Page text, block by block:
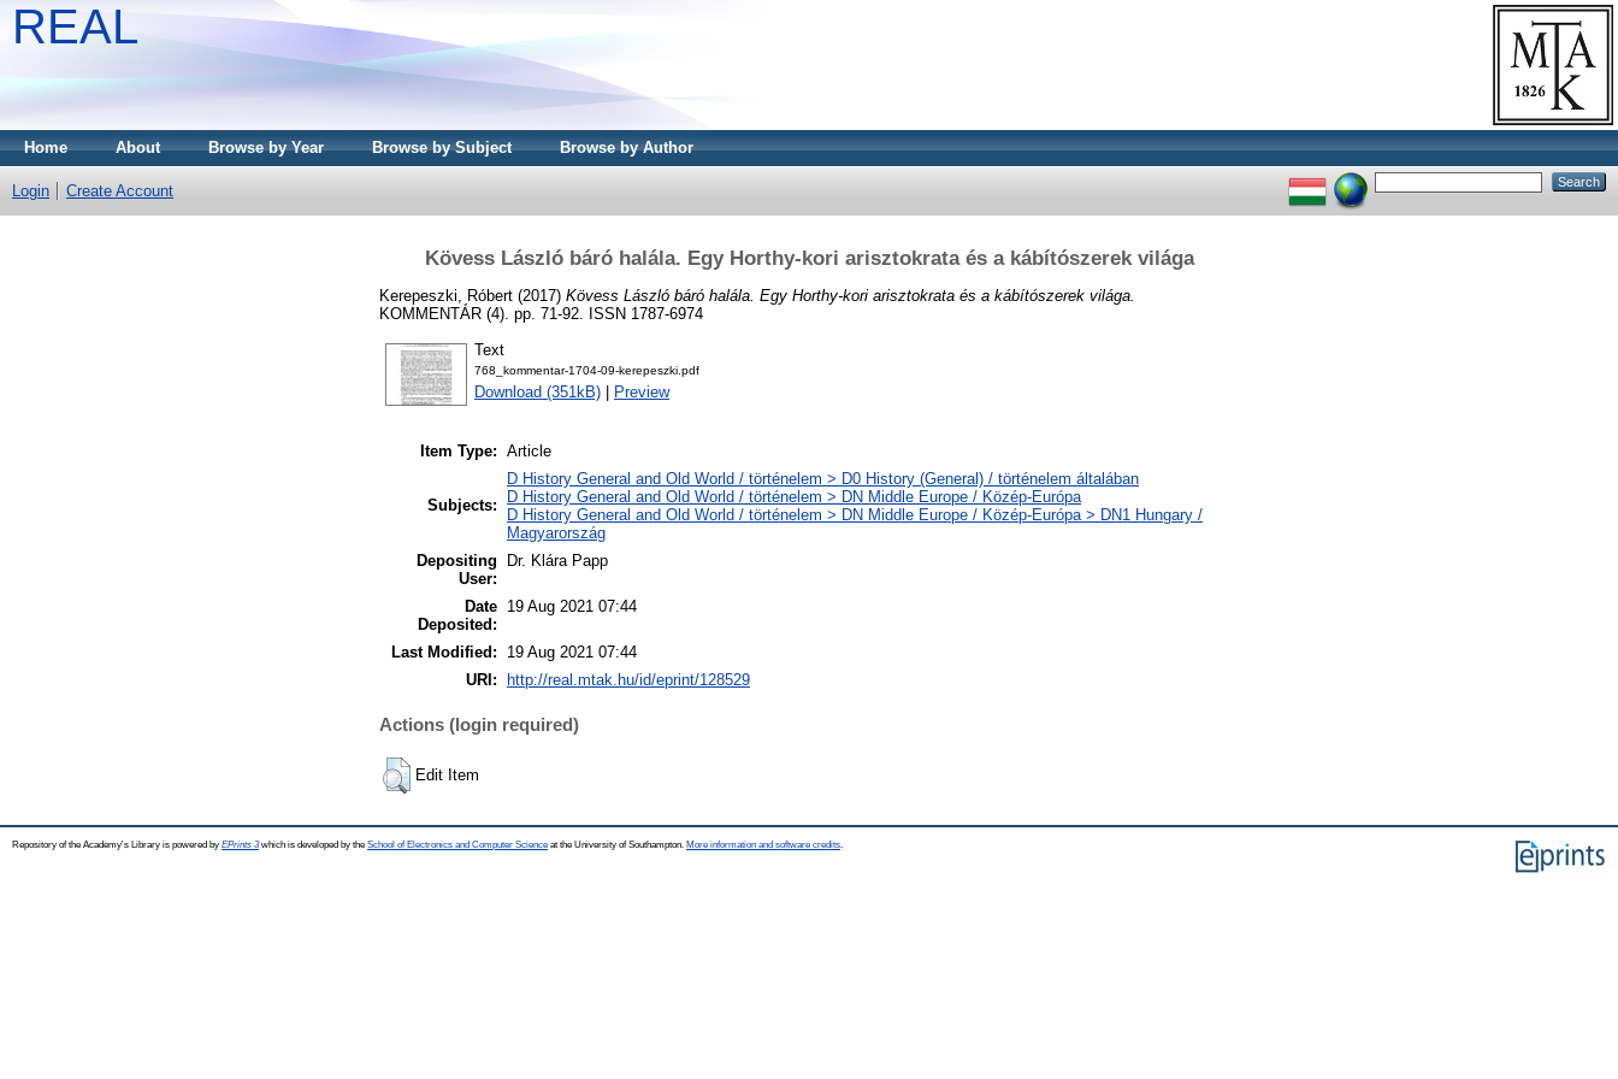
REAL
Home About Browse by Year Browse by Subject Browse by Author
Login Create Account
Kövess László báró halála. Egy Horthy-kori arisztokrata és a kábítószerek világa
Kerepeszki, Róbert (2017) Kövess László báró halála. Egy Horthy-kori arisztokrata és a kábítószerek világa.
KOMMENTÁR (4). pp. 71-92. ISSN 1787-6974
Text
768_kommentar-1704-09-kerepeszki.pdf
Download (351kB) Preview
Item Type: Article
Subjects:
D History General and Old World / történelem > D0 History (General) / történelem általában
D History General and Old World / történelem > DN Middle Europe / Közép-Európa
D History General and Old World / történelem > DN Middle Europe / Közép-Európa > DN1 Hungary /
Magyarország
Depositing
User:
Dr. Klára Papp
Date
Deposited:
19 Aug 2021 07:44
Last Modified:
19 Aug 2021 07:44
URI:
http://real.mtak.hu/id/eprint/128529
Actions (login required)
Edit Item
Repository of the Academy's Library is powered by EPrints 3which is developed by the School of Electronics and Computer Science at the University of Southampton. More information and software credits